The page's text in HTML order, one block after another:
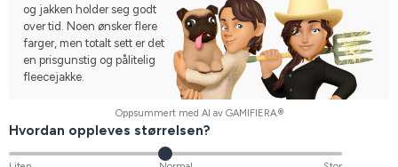
og jakken holder seg godt
over tid. Noen ønsker flere
farger, men totalt sett er det
en prisgunstig og pålitelig
fleecejakke.
Oppsummert med AI av GAMIFIERA.®
Hvordan oppleves størrelsen?